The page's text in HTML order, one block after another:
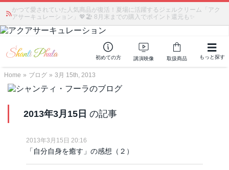
かつて愛されていた人気商品が復活！夏場に活躍するジェルクリーム「アク
アサーキュレーション」💖🏖️ 8月末までの購入でポイント還元も✨
初めての方 講演映像 取扱商品 もっと探す
Home » ブログ » 3月 15th, 2013
2013年3月15日 の記事
2013年3月15日 20:16
「自分自身を癒す」の感想（２）